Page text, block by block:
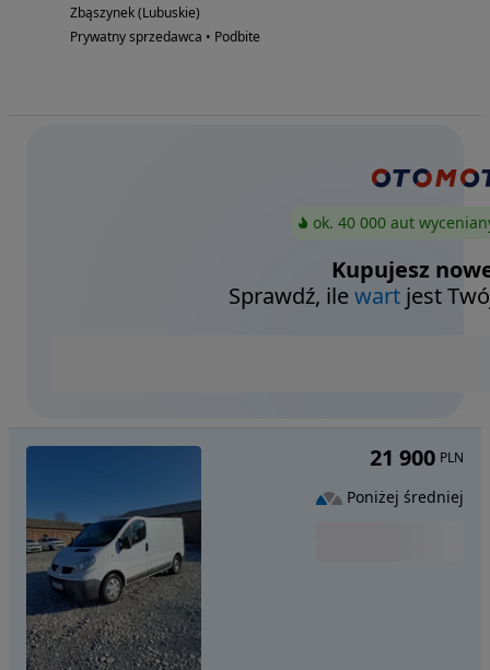
Zbąszynek (Lubuskie)
Prywatny sprzedawca • Podbite
ok. 40 000 aut
Kupujesz
Sprawdź, ilewart jest
21 900 PLN
Poniżej średniej